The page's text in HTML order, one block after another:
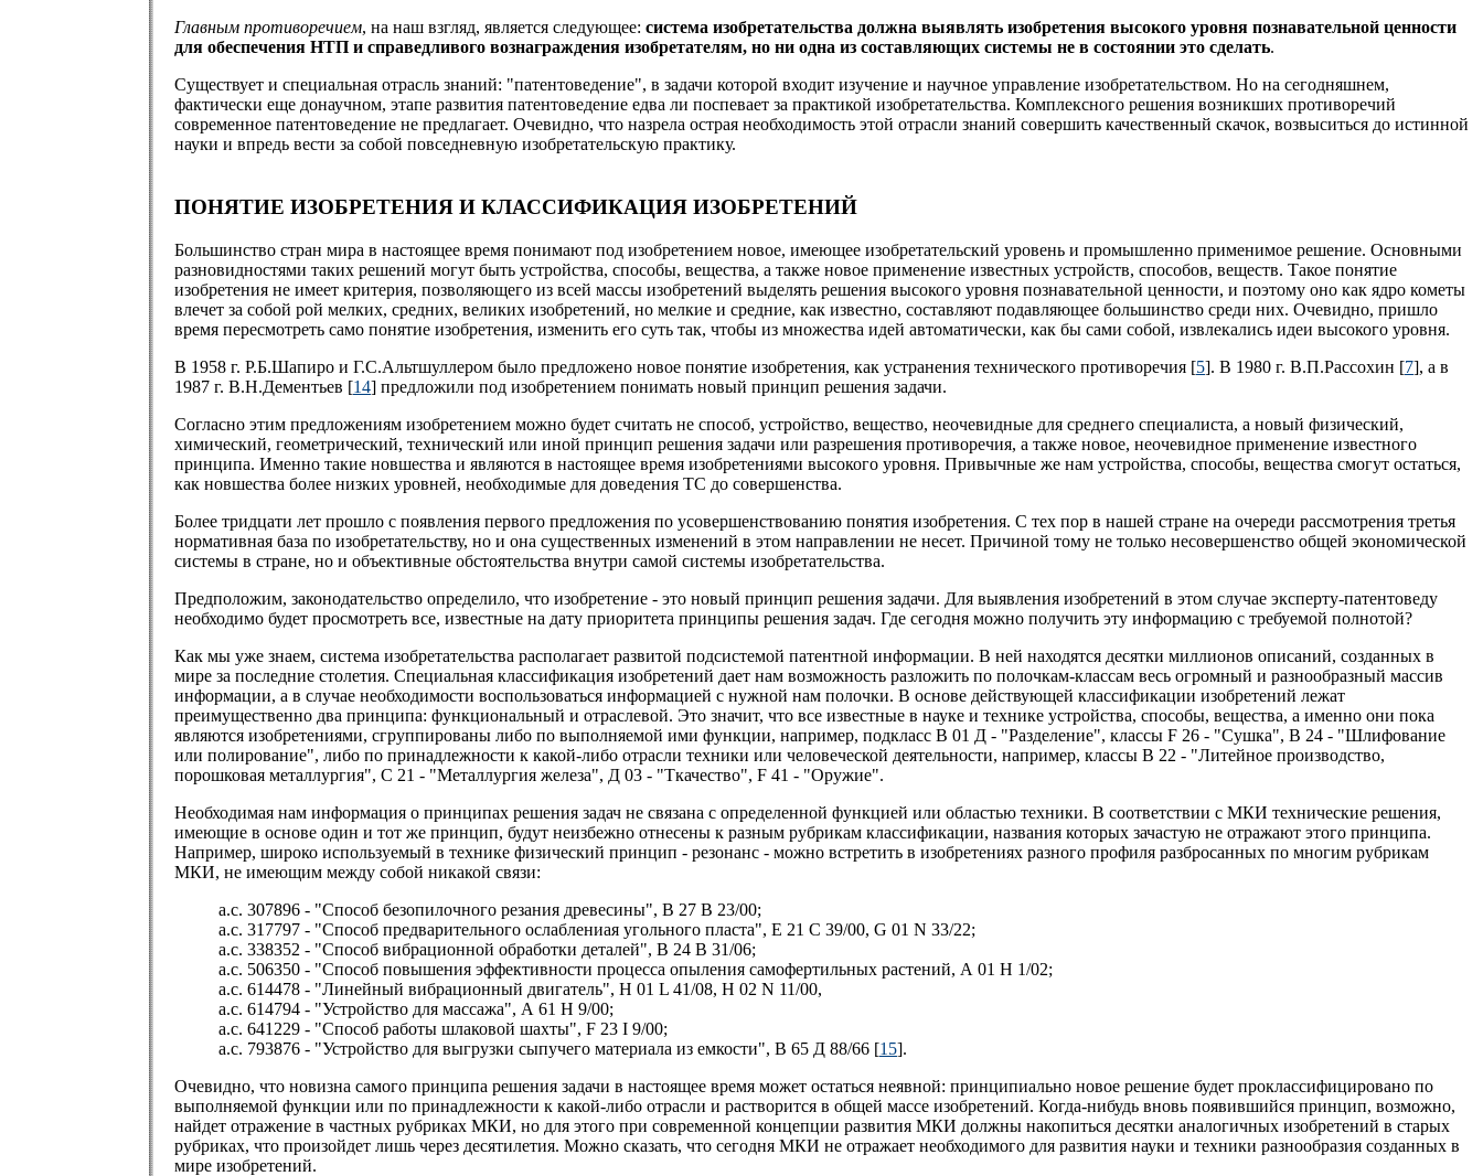
Главным противоречием, на наш взгляд, является следующее: система изобретательства должна выявлять изобретения высокого уровня познавательной ценности
для обеспечения НТП и справедливого вознаграждения изобретателям, но ни одна из составляющих системы не в состоянии это сделать.
Существует и специальная отрасль знаний: "патентоведение", в задачи которой входит изучение и научное управление изобретательством. Но на сегодняшнем,
фактически еще донаучном, этапе развития патентоведение едва ли поспевает за практикой изобретательства. Комплексного решения возникших противоречий
современное патентоведение не предлагает. Очевидно, что назрела острая необходимость этой отрасли знаний совершить качественный скачок, возвыситься до истинной
науки и впредь вести за собой повседневную изобретательскую практику.
ПОНЯТИЕ ИЗОБРЕТЕНИЯ И КЛАССИФИКАЦИЯ ИЗОБРЕТЕНИЙ
Большинство стран мира в настоящее время понимают под изобретением новое, имеющее изобретательский уровень и промышленно применимое решение. Основными
разновидностями таких решений могут быть устройства, способы, вещества, а также новое применение известных устройств, способов, веществ. Такое понятие
изобретения не имеет критерия, позволяющего из всей массы изобретений выделять решения высокого уровня познавательной ценности, и поэтому оно как ядро кометы
влечет за собой рой мелких, средних, великих изобретений, но мелкие и средние, как известно, составляют подавляющее большинство среди них. Очевидно, пришло
время пересмотреть само понятие изобретения, изменить его суть так, чтобы из множества идей автоматически, как бы сами собой, извлекались идеи высокого уровня.
В 1958 г. Р.Б.Шапиро и Г.С.Альтшуллером было предложено новое понятие изобретения, как устранения технического противоречия [5]. В 1980 г. В.П.Рассохин [7], а в
1987 г. В.Н.Дементьев [14] предложили под изобретением понимать новый принцип решения задачи.
Согласно этим предложениям изобретением можно будет считать не способ, устройство, вещество, неочевидные для среднего специалиста, а новый физический,
химический, геометрический, технический или иной принцип решения задачи или разрешения противоречия, а также новое, неочевидное применение известного
принципа. Именно такие новшества и являются в настоящее время изобретениями высокого уровня. Привычные же нам устройства, способы, вещества смогут остаться,
как новшества более низких уровней, необходимые для доведения ТС до совершенства.
Более тридцати лет прошло с появления первого предложения по усовершенствованию понятия изобретения. С тех пор в нашей стране на очереди рассмотрения третья
нормативная база по изобретательству, но и она существенных изменений в этом направлении не несет. Причиной тому не только несовершенство общей экономической
системы в стране, но и объективные обстоятельства внутри самой системы изобретательства.
Предположим, законодательство определило, что изобретение - это новый принцип решения задачи. Для выявления изобретений в этом случае эксперту-патентоведу
необходимо будет просмотреть все, известные на дату приоритета принципы решения задач. Где сегодня можно получить эту информацию с требуемой полнотой?
Как мы уже знаем, система изобретательства располагает развитой подсистемой патентной информации. В ней находятся десятки миллионов описаний, созданных в
мире за последние столетия. Специальная классификация изобретений дает нам возможность разложить по полочкам-классам весь огромный и разнообразный массив
информации, а в случае необходимости воспользоваться информацией с нужной нам полочки. В основе действующей классификации изобретений лежат
преимущественно два принципа: функциональный и отраслевой. Это значит, что все известные в науке и технике устройства, способы, вещества, а именно они пока
являются изобретениями, сгруппированы либо по выполняемой ими функции, например, подкласс В 01 Д - "Разделение", классы F 26 - "Сушка", В 24 - "Шлифование
или полирование", либо по принадлежности к какой-либо отрасли техники или человеческой деятельности, например, классы В 22 - "Литейное производство,
порошковая металлургия", С 21 - "Металлургия железа", Д 03 - "Ткачество", F 41 - "Оружие".
Необходимая нам информация о принципах решения задач не связана с определенной функцией или областью техники. В соответствии с МКИ технические решения,
имеющие в основе один и тот же принцип, будут неизбежно отнесены к разным рубрикам классификации, названия которых зачастую не отражают этого принципа.
Например, широко используемый в технике физический принцип - резонанс - можно встретить в изобретениях разного профиля разбросанных по многим рубрикам
МКИ, не имеющим между собой никакой связи:
а.с. 307896 - "Способ безопилочного резания древесины", В 27 В 23/00;
а.с. 317797 - "Способ предварительного ослаблениая угольного пласта", Е 21 С 39/00, G 01 N 33/22;
а.с. 338352 - "Способ вибрационной обработки деталей", В 24 В 31/06;
а.с. 506350 - "Способ повышения эффективности процесса опыления самофертильных растений, А 01 Н 1/02;
а.с. 614478 - "Линейный вибрационный двигатель", Н 01 L 41/08, H 02 N 11/00,
а.с. 614794 - "Устройство для массажа", А 61 Н 9/00;
а.с. 641229 - "Способ работы шлаковой шахты", F 23 I 9/00;
а.с. 793876 - "Устройство для выгрузки сыпучего материала из емкости", В 65 Д 88/66 [15].
Очевидно, что новизна самого принципа решения задачи в настоящее время может остаться неявной: принципиально новое решение будет проклассифицировано по
выполняемой функции или по принадлежности к какой-либо отрасли и растворится в общей массе изобретений. Когда-нибудь вновь появившийся принцип, возможно,
найдет отражение в частных рубриках МКИ, но для этого при современной концепции развития МКИ должны накопиться десятки аналогичных изобретений в старых
рубриках, что произойдет лишь через десятилетия. Можно сказать, что сегодня МКИ не отражает необходимого для развития науки и техники разнообразия созданных в
мире изобретений.